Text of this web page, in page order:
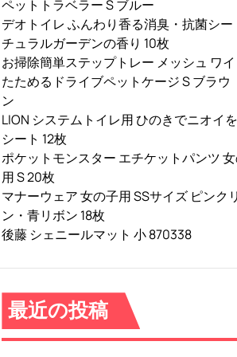
ペットトラベラー S ブルー
デオトイレ ふんわり香る消臭・抗菌シー
チュラルガーデンの香り 10枚
お掃除簡単ステップトレー メッシュ ワ
たためるドライブペットケージ S ブラウ
ン
LION システムトイレ用 ひのきでニオイ
シート 12枚
ポケットモンスター エチケットパンツ
用 S 20枚
マナーウェア 女の子用 SSサイズ ピンク
ン・青リボン 18枚
後藤 シェニールマット 小 870338
最近の投稿